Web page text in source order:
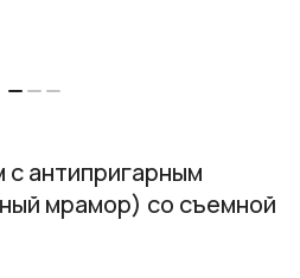
антипригарным
мрамор) со съемной